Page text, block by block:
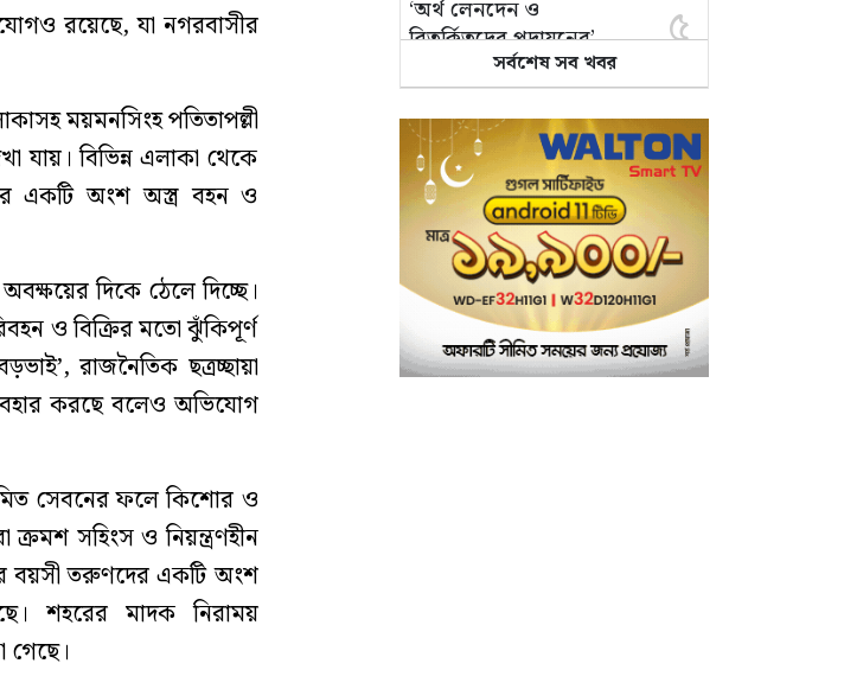
রয়েছে, যা নগরবাসীর
ময়মনসিংহ পতিতাপল্লী
যায়। বিভিন্ন এলাকা থেকে
একটি অংশ অস্ত্র বহন ও
দিকে ঠেলে দিচ্ছে।
ও বিক্রির মতো ঝুঁকিপূর্ণ
রাজনৈতিক ছত্রচ্ছায়া
ব্যবহার করছে বলেও অভিযোগ
সেবনের ফলে কিশোর ও
সহিংস ও নিয়ন্ত্রণহীন
বয়সী তরুণদের একটি অংশ
শহরের মাদক নিরাময়
গেছে।
‘অর্থ লেনদেন ও
বিতর্কিতদের পদায়নের’
অভিযোগ, ঈশ্বরগঞ্জে
ছাত্রলীগের একাংশের ঝাড়ু
মিছিল
৫
মানসম্মত শিক্ষা নিশ্চিতে
শ্যামপুরে তৎপর শিক্ষা
অফিসার শাপলা খানম
৬
তাৎক্ষণিক খাদ্য পরীক্ষা
নিশ্চিত করবে ভ্রাম্যমাণ
পরীক্ষাগার: এস এম হুমায়ূন
৭
সর্বশেষ সব খবর